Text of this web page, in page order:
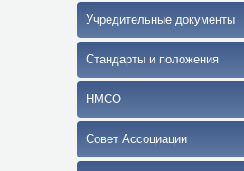
Учредительные документы
Стандарты и положения
НМСО
Совет Ассоциации